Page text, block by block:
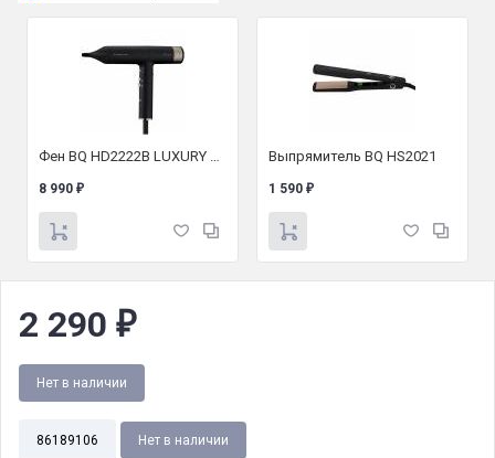
8 990 ₽
Выпрямитель BQ HS2021
1 590 ₽
2 290 ₽
Нет в наличии
86189106 Нет в наличии